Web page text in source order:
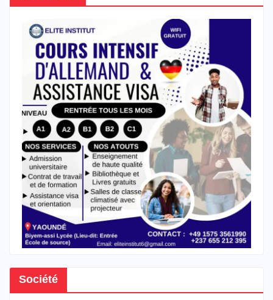
Société